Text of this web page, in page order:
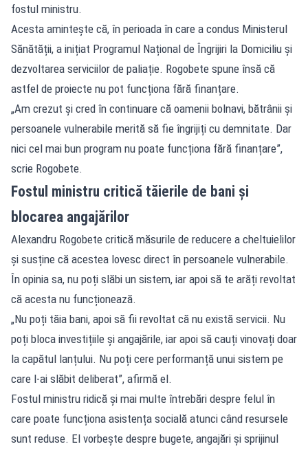
fostul ministru.
Acesta amintește că, în perioada în care a condus Ministerul
Sănătății, a inițiat Programul Național de Îngrijiri la Domiciliu și
dezvoltarea serviciilor de paliație. Rogobete spune însă că
astfel de proiecte nu pot funcționa fără finanțare.
„Am crezut și cred în continuare că oamenii bolnavi, bătrânii și
persoanele vulnerabile merită să fie îngrijiți cu demnitate. Dar
nici cel mai bun program nu poate funcționa fără finanțare”,
scrie Rogobete.
Fostul ministru critică tăierile de bani și
blocarea angajărilor
Alexandru Rogobete critică măsurile de reducere a cheltuielilor
și susține că acestea lovesc direct în persoanele vulnerabile.
În opinia sa, nu poți slăbi un sistem, iar apoi să te arăți revoltat
că acesta nu funcționează.
„Nu poți tăia bani, apoi să fii revoltat că nu există servicii. Nu
poți bloca investițiile și angajările, iar apoi să cauți vinovați doar
la capătul lanțului. Nu poți cere performanță unui sistem pe
care l-ai slăbit deliberat”, afirmă el.
Fostul ministru ridică și mai multe întrebări despre felul în
care poate funcționa asistența socială atunci când resursele
sunt reduse. El vorbește despre bugete, angajări și sprijinul